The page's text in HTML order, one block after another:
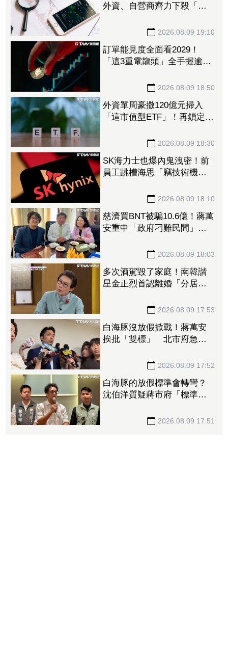
外資、自營商齊力下殺「這
2026.08.09 19:10
訂單能見度全面看2029！
「這3重電龍頭」全手握逾百
承認第二季財報2026.08.09 18:50
外資單周豪撒120億元掃入
「這市值型ETF」！再鎖定5
2026.08.09 18:30
SK海力士也爆內鬼洩密！前
員工跳槽海思「竊技術機密
2026.08.09 18:10
慈濟買BNT被騙10.6億！蔣萬
安重申「政府刁難民間」
用千萬個謊來圓」2026.08.09 18:03
多次酒駕毀了家庭！南韓諧
星金正烈首認離婚「分居長
2026.08.09 17:53
白海豚沒放假掀戰！蔣萬安
挨批「雙標」 北市府急澄
2026.08.09 17:52
白海豚的放假標準會轉彎？
沈伯洋質疑蔣市府「標準不
2026.08.09 17:51